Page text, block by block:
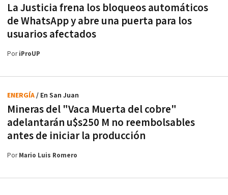
La Justicia frena los bloqueos automáticos
de WhatsApp y abre una puerta para los
usuarios afectados
PoriProUP
Mineras del "Vaca Muerta del cobre"
adelantarán u$s250 M no reembolsables
antes de iniciar la producción
ENERGÍA/ En San Juan
PorMario Luis Romero